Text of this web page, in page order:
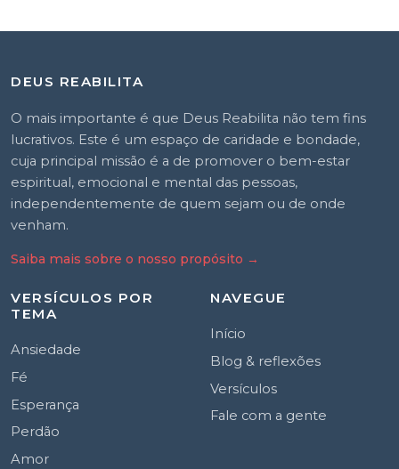
DEUS REABILITA
O mais importante é que Deus Reabilita não tem fins
lucrativos. Este é um espaço de caridade e bondade,
cuja principal missão é a de promover o bem-estar
espiritual, emocional e mental das pessoas,
independentemente de quem sejam ou de onde
venham.
Saiba mais sobre o nosso propósito →
VERSÍCULOS POR
TEMA
Ansiedade
Fé
Esperança
Perdão
Amor
NAVEGUE
Início
Blog & reflexões
Versículos
Fale com a gente